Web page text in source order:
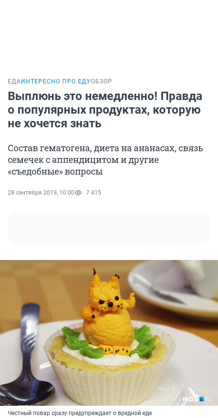
ЕДА ИНТЕРЕСНО ПРО ЕДУОБЗОР
Выплюнь это немедленно! Правда
о популярных продуктах, которую
не хочется знать
Состав гематогена, диета на ананасах, связь
семечек с аппендицитом и другие
«съедобные» вопросы
28 сентября 2019, 10:00 7 415
Честный повар сразу предупреждает о вредной еде